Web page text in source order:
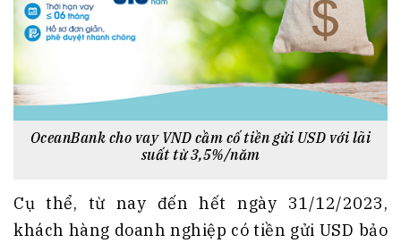
OceanBank cho vay VND cầm cố tiền gửi USD với lãi
suất từ 3,5%/năm
Cụ thể, từ nay đến hết ngày 31/12/2023,
khách hàng doanh nghiệp có tiền gửi USD bảo